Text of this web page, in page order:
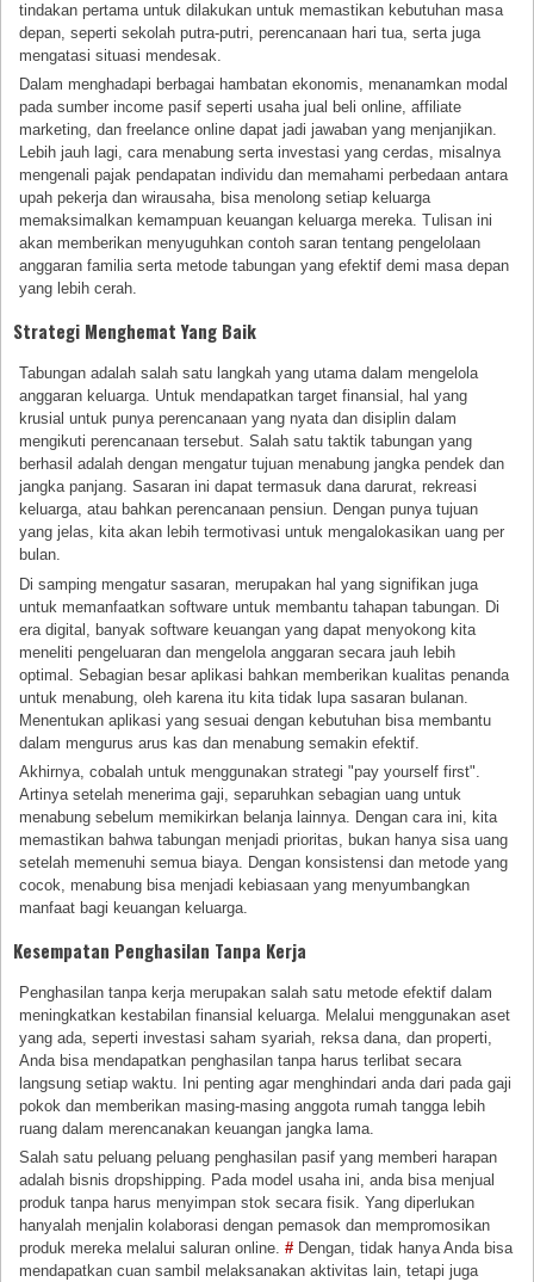
tindakan pertama untuk dilakukan untuk memastikan kebutuhan masa
depan, seperti sekolah putra-putri, perencanaan hari tua, serta juga
mengatasi situasi mendesak.
Dalam menghadapi berbagai hambatan ekonomis, menanamkan modal
pada sumber income pasif seperti usaha jual beli online, affiliate
marketing, dan freelance online dapat jadi jawaban yang menjanjikan.
Lebih jauh lagi, cara menabung serta investasi yang cerdas, misalnya
mengenali pajak pendapatan individu dan memahami perbedaan antara
upah pekerja dan wirausaha, bisa menolong setiap keluarga
memaksimalkan kemampuan keuangan keluarga mereka. Tulisan ini
akan memberikan menyuguhkan contoh saran tentang pengelolaan
anggaran familia serta metode tabungan yang efektif demi masa depan
yang lebih cerah.
Strategi Menghemat Yang Baik
Tabungan adalah salah satu langkah yang utama dalam mengelola
anggaran keluarga. Untuk mendapatkan target finansial, hal yang
krusial untuk punya perencanaan yang nyata dan disiplin dalam
mengikuti perencanaan tersebut. Salah satu taktik tabungan yang
berhasil adalah dengan mengatur tujuan menabung jangka pendek dan
jangka panjang. Sasaran ini dapat termasuk dana darurat, rekreasi
keluarga, atau bahkan perencanaan pensiun. Dengan punya tujuan
yang jelas, kita akan lebih termotivasi untuk mengalokasikan uang per
bulan.
Di samping mengatur sasaran, merupakan hal yang signifikan juga
untuk memanfaatkan software untuk membantu tahapan tabungan. Di
era digital, banyak software keuangan yang dapat menyokong kita
meneliti pengeluaran dan mengelola anggaran secara jauh lebih
optimal. Sebagian besar aplikasi bahkan memberikan kualitas penanda
untuk menabung, oleh karena itu kita tidak lupa sasaran bulanan.
Menentukan aplikasi yang sesuai dengan kebutuhan bisa membantu
dalam mengurus arus kas dan menabung semakin efektif.
Akhirnya, cobalah untuk menggunakan strategi "pay yourself first".
Artinya setelah menerima gaji, separuhkan sebagian uang untuk
menabung sebelum memikirkan belanja lainnya. Dengan cara ini, kita
memastikan bahwa tabungan menjadi prioritas, bukan hanya sisa uang
setelah memenuhi semua biaya. Dengan konsistensi dan metode yang
cocok, menabung bisa menjadi kebiasaan yang menyumbangkan
manfaat bagi keuangan keluarga.
Kesempatan Penghasilan Tanpa Kerja
Penghasilan tanpa kerja merupakan salah satu metode efektif dalam
meningkatkan kestabilan finansial keluarga. Melalui menggunakan aset
yang ada, seperti investasi saham syariah, reksa dana, dan properti,
Anda bisa mendapatkan penghasilan tanpa harus terlibat secara
langsung setiap waktu. Ini penting agar menghindari anda dari pada gaji
pokok dan memberikan masing-masing anggota rumah tangga lebih
ruang dalam merencanakan keuangan jangka lama.
Salah satu peluang peluang penghasilan pasif yang memberi harapan
adalah bisnis dropshipping. Pada model usaha ini, anda bisa menjual
produk tanpa harus menyimpan stok secara fisik. Yang diperlukan
hanyalah menjalin kolaborasi dengan pemasok dan mempromosikan
produk mereka melalui saluran online.# Dengan, tidak hanya Anda bisa
mendapatkan cuan sambil melaksanakan aktivitas lain, tetapi juga